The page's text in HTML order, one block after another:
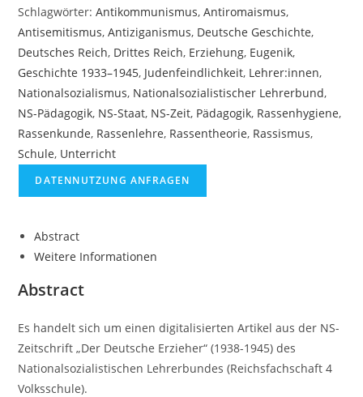
Schlagwörter:Antikommunismus,Antiromaismus,
Antisemitismus,Antiziganismus, Deutsche Geschichte,
Deutsches Reich, Drittes Reich, Erziehung, Eugenik,
Geschichte 1933–1945, Judenfeindlichkeit, Lehrer:innen,
Nationalsozialismus, Nationalsozialistischer Lehrerbund,
NS-Pädagogik, NS-Staat, NS-Zeit, Pädagogik, Rassenhygiene,
Rassenkunde, Rassenlehre, Rassentheorie, Rassismus,
Schule, Unterricht
DATENNUTZUNG ANFRAGEN
Abstract
Weitere Informationen
Abstract
Es handelt sich um einen digitalisierten Artikel aus der NS-
Zeitschrift „Der Deutsche Erzieher“ (1938-1945) des
Nationalsozialistischen Lehrerbundes (Reichsfachschaft 4
Volksschule).